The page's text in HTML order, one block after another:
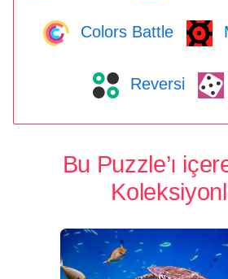
Colors Battle
Reversi
Bu Puzzle’ı